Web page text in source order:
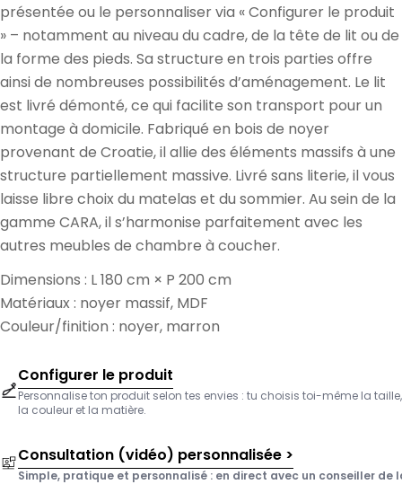
présentée ou le personnaliser via « Configurer le produit
» – notamment au niveau du cadre, de la tête de lit ou de
la forme des pieds. Sa structure en trois parties offre
ainsi de nombreuses possibilités d’aménagement. Le lit
est livré démonté, ce qui facilite son transport pour un
montage à domicile. Fabriqué en bois de noyer
provenant de Croatie, il allie des éléments massifs à une
structure partiellement massive. Livré sans literie, il vous
laisse libre choix du matelas et du sommier. Au sein de la
gamme CARA, il s’harmonise parfaitement avec les
autres meubles de chambre à coucher.
Dimensions : L 180 cm × P 200 cm
Matériaux : noyer massif, MDF
Couleur/finition : noyer, marron
Configurer le produit
Personnalise ton produit selon tes envies : tu choisis toi-même la taille,
la couleur et la matière.
Consultation (vidéo) personnalisée >
Simple, pratique et personnalisé : en direct avec un conseiller de